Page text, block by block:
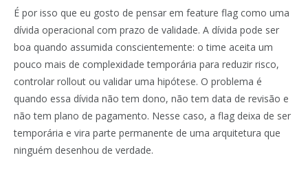
É por isso que eu gosto de pensar em feature flag como uma
dívida operacional com prazo de validade. A dívida pode ser
boa quando assumida conscientemente: o time aceita um
pouco mais de complexidade temporária para reduzir risco,
controlar rollout ou validar uma hipótese. O problema é
quando essa dívida não tem dono, não tem data de revisão e
não tem plano de pagamento. Nesse caso, a flag deixa de ser
temporária e vira parte permanente de uma arquitetura que
ninguém desenhou de verdade.